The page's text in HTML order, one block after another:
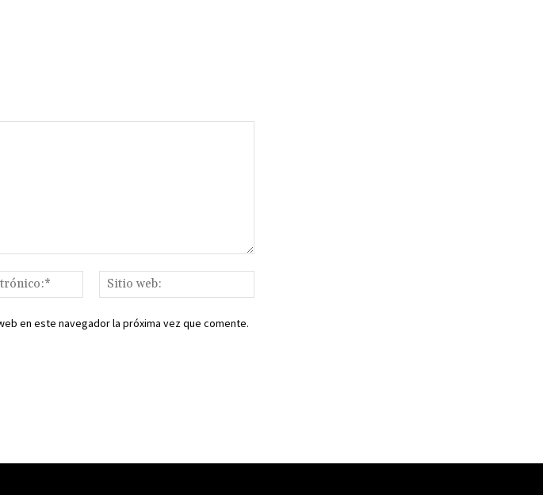
Correo
electrónico:*
web:
en este navegador la próxima vez que comente.